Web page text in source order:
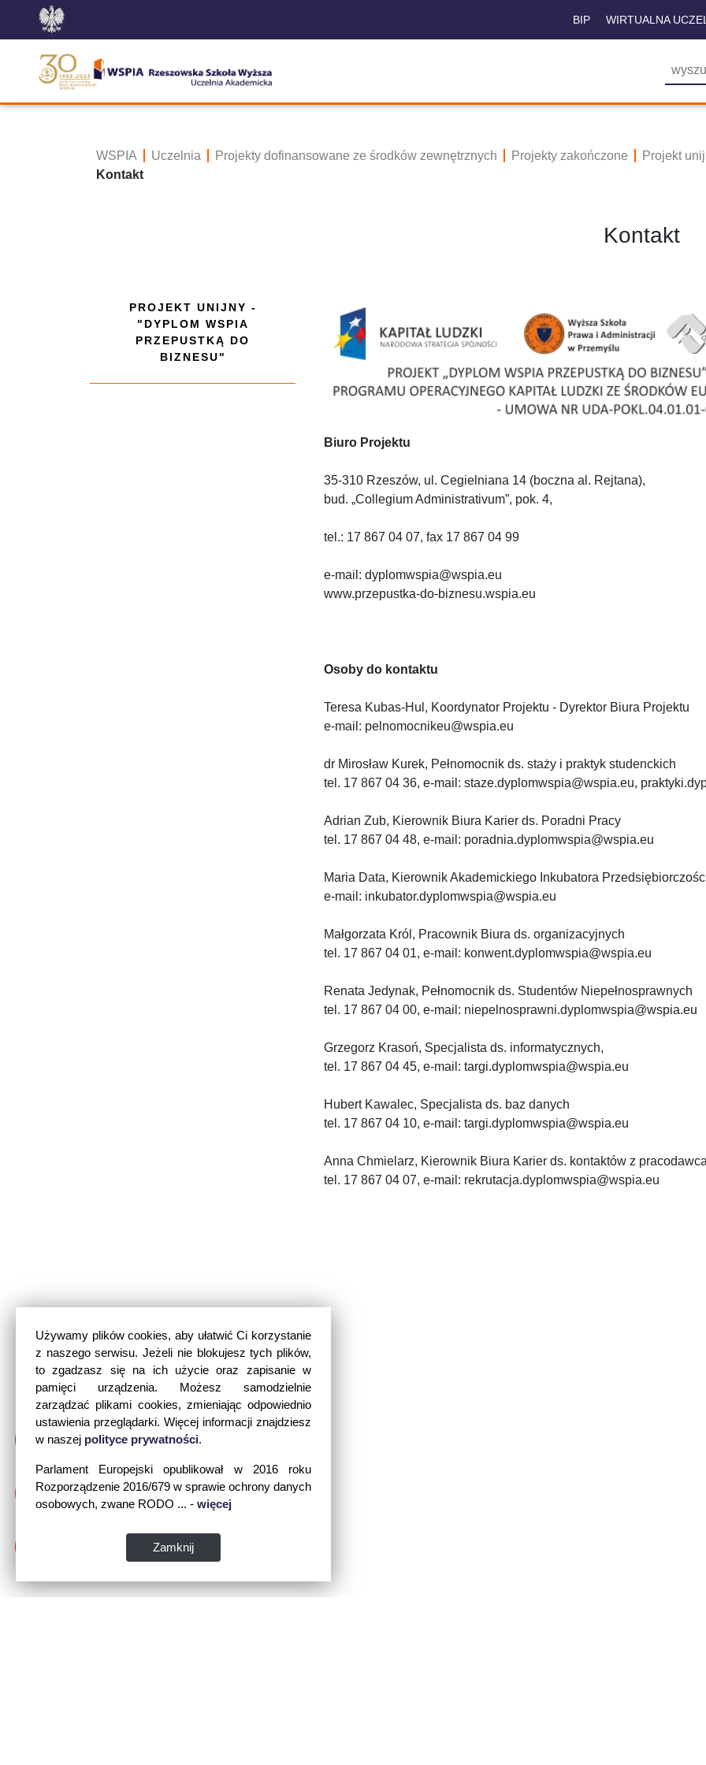
Używamy plików cookies, aby ułatwić Ci korzystanie
z naszego serwisu. Jeżeli nie blokujesz tych plików,
to zgadzasz się na ich użycie oraz zapisanie w
pamięci urządzenia. Możesz samodzielnie
zarządzać plikami cookies, zmieniając odpowiednio
ustawienia przeglądarki. Więcej informacji znajdziesz
w naszej polityce prywatności.
Parlament Europejski opublikował w 2016 roku
Rozporządzenie 2016/679 w sprawie ochrony danych
osobowych, zwane RODO ... - więcej
Zamknij
BIP WIRTUALNA
WSPIA Uczelnia Projekty dofinansowane ze środków zewnętrznych Projekty zakończone
Projekt
Kontakt
PROJEKT UNIJNY -
"DYPLOM WSPIA
PRZEPUSTKĄ DO
BIZNESU"
Kontakt
Biuro Projektu
35-310 Rzeszów, ul. Cegielniana 14 (boczna al. Rejtana),
bud. „Collegium Administrativum”, pok. 4,
tel.: 17 867 04 07, fax 17 867 04 99
e-mail: dyplomwspia@wspia.eu
www.przepustka-do-biznesu.wspia.eu
Osoby do kontaktu
Teresa Kubas-Hul, Koordynator Projektu - Dyrektor Biura Projektu
e-mail: pelnomocnikeu@wspia.eu
dr Mirosław Kurek, Pełnomocnik ds. staży i praktyk studenckich
tel. 17 867 04 36, e-mail: staze.dyplomwspia@wspia.eu,
Adrian Zub, Kierownik Biura Karier ds. Poradni Pracy
tel. 17 867 04 48, e-mail: poradnia.dyplomwspia@wspia.eu
Maria Data, Kierownik Akademickiego Inkubatora
e-mail: inkubator.dyplomwspia@wspia.eu
Małgorzata Król, Pracownik Biura ds. organizacyjnych
tel. 17 867 04 01, e-mail: konwent.dyplomwspia@wspia.eu
Renata Jedynak, Pełnomocnik ds. Studentów Niepełnosprawnych
tel. 17 867 04 00, e-mail: niepelnosprawni.dyplomwspia@wspia.eu
Grzegorz Krasoń, Specjalista ds. informatycznych,
tel. 17 867 04 45, e-mail: targi.dyplomwspia@wspia.eu
Hubert Kawalec, Specjalista ds. baz danych
tel. 17 867 04 10, e-mail: targi.dyplomwspia@wspia.eu
Anna Chmielarz, Kierownik Biura Karier ds. kontaktów z
tel. 17 867 04 07, e-mail: rekrutacja.dyplomwspia@wspia.eu